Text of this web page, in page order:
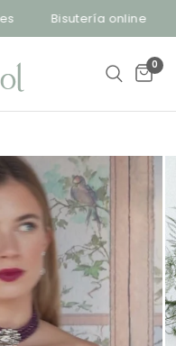
Bisutería online
0